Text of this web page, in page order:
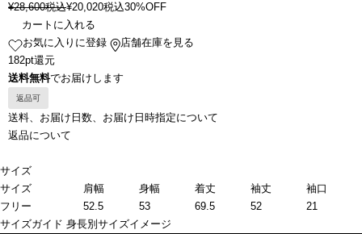
¥28,600税込¥20,020税込30%OFF
カートに入れる
お気に入りに登録
店舗在庫を見る
182pt還元
送料無料でお届けします
返品可
送料、お届け日数、お届け日時指定について
返品について
サイズ
サイズ
肩幅 身幅 着丈 袖丈
袖口
フリー
52.5 53 69.5 52
21
サイズガイド 身長別サイズイメージ